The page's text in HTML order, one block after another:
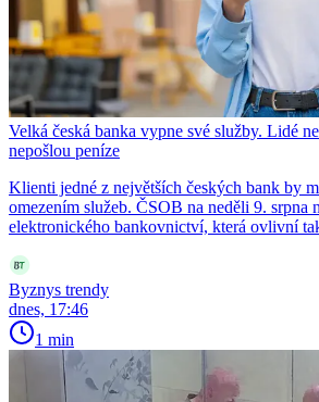
Velká česká banka vypne své služby. Lidé
nepošlou peníze
Klienti jedné z největších českých bank by
omezením služeb. ČSOB na neděli 9. srpna
elektronického bankovnictví, která ovlivní
Byznys trendy
dnes, 17:46
1 min